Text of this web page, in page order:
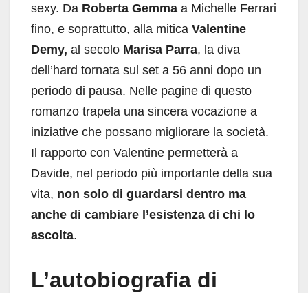
sexy. Da Roberta Gemma a Michelle Ferrari
fino, e soprattutto, alla mitica Valentine
Demy, al secolo Marisa Parra, la diva
dell’hard tornata sul set a 56 anni dopo un
periodo di pausa. Nelle pagine di questo
romanzo trapela una sincera vocazione a
iniziative che possano migliorare la società.
Il rapporto con Valentine permetterà a
Davide, nel periodo più importante della sua
vita, non solo di guardarsi dentro ma
anche di cambiare l’esistenza di chi lo
ascolta.
L’autobiografia di